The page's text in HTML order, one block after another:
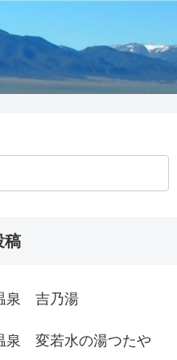
稿
泉 吉乃湯
泉 変若水の湯つたや